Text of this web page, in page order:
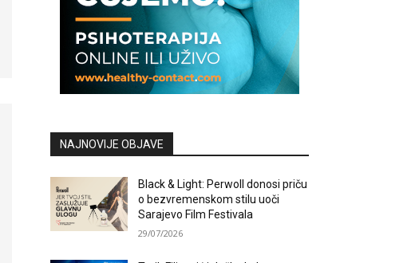
NAJNOVIJE OBJAVE
Black & Light: Perwoll donosi priču
o bezvremenskom stilu uoči
Sarajevo Film Festivala
29/07/2026